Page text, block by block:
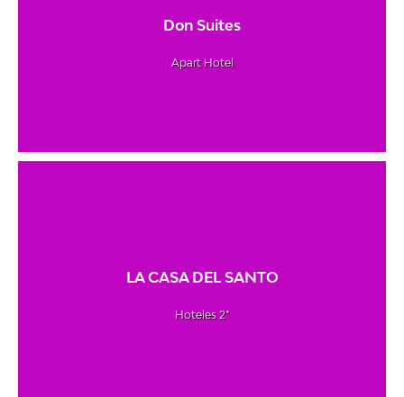
Don Suites
Apart Hotel
LA CASA DEL SANTO
Hoteles 2*